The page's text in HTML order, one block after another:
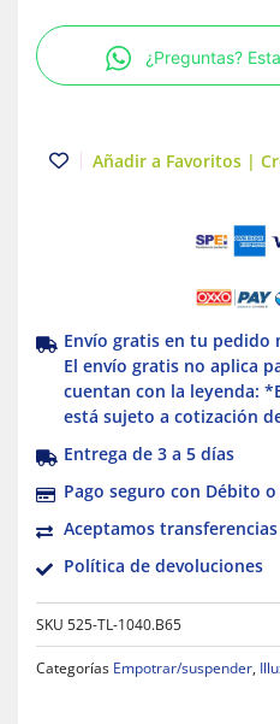
40W
Blanco
Illux
¿Preguntas?
Añadir a Favoritos |
Envío gratis en tu pedido
El envío gratis no aplica
cuentan con la leyenda:
está sujeto a cotización
Entrega de 3 a 5 días
Pago seguro con Débito
Aceptamos
Política de devoluciones
SKU 525-TL-1040.B65
Categorías Empotrar/suspender,